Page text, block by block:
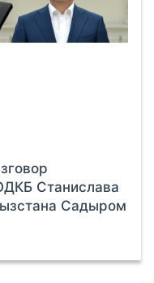
Станислава
Садыром